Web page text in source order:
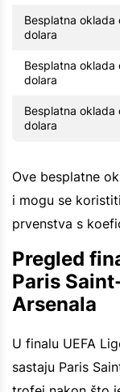
Besplatna oklada
dolara
Besplatna oklada
dolara
Besplatna oklada
dolara
Ove besplatne
i mogu se
prvenstva s
Pregled
Paris
Arsenala
U finalu UEFA
sastaju Paris